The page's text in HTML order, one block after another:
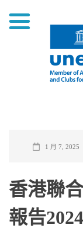
1 月 7, 2025
香港聯
報告2024